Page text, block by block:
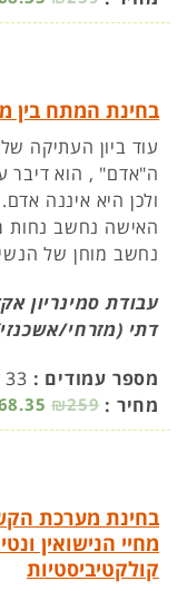
בחינת המתח בין
עוד ביון העתיקה
ה"אדם" , הוא דיבר
ולכן היא איננה
האישה נחשב נחות
נחשב מוחן של
עבודת סמינריון
דתי (מזרחי/
מספר עמודים : 33
מחיר : ₪259
בחינת מערכת
מחיי הנישואין
קולקטיביסטיות